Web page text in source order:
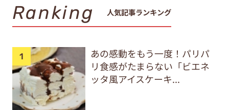
Ranking 人気記事ランキング
あの感動をもう一度！パリパ
リ食感がたまらない「ビエネ
ッタ風アイスケーキ...